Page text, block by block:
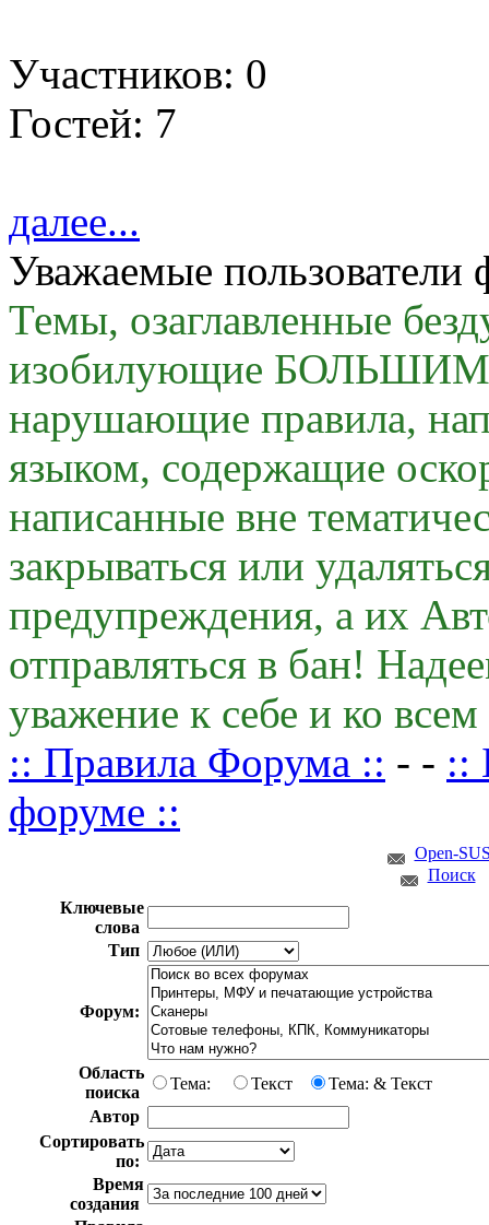
Участников: 0
Гостей: 7
далее...
Уважаемые
Темы, озаглавленные
изобилующие
нарушающие правила,
языком, содержащие
написанные вне
закрываться или
предупреждения, а их
отправляться в бан!
уважение к себе и ко
:: Правила Форума :: - - ::
форуме ::
Open-
Поиск
Ключевые
слова
Тип
Форум:
Область
поиска
Тема: Текст
Тема: & Текст
Автор
Сортировать
по:
Время
создания